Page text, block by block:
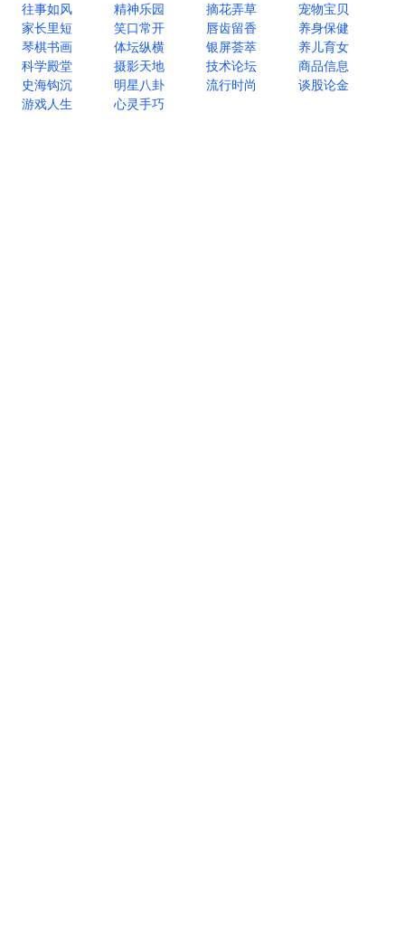
往事如风
精神乐园 摘花弄草
宠物宝贝
家长里短
笑口常开 唇齿留香
养身保健
琴棋书画
体坛纵横 银屏荟萃
养儿育女
科学殿堂
摄影天地 技术论坛
商品信息
史海钩沉
明星八卦 流行时尚
谈股论金
游戏人生
心灵手巧